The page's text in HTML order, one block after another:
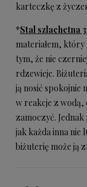
karteczkę z
*Stal szlachetna
materiałem,
tym, że nie
rdzewieje.
ją nosić spokojnie
w reakcje z wodą,
zamoczyć.
jak każda inna nie
biżuterię może ją